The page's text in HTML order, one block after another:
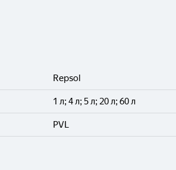
Repsol
1 л; 4 л; 5 л; 20 л; 60 л
PVL